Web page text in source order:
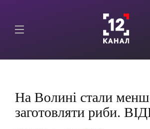
На Волині стали
заготовляти риби.